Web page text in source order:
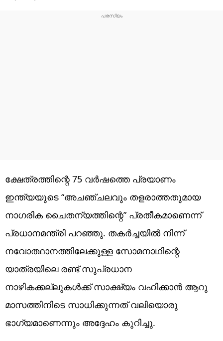
ക്ഷേത്രത്തിന്റെ 75 വർഷത്തെ പ്രയാണം
ഇന്ത്യയുടെ “അചഞ്ചലവും തളരാത്തതുമായ
നാഗരിക ചൈതന്യത്തിന്റെ” പ്രതീകമാണെന്ന്
പ്രധാനമന്ത്രി പറഞ്ഞു. തകർച്ചയിൽ നിന്ന്
നവോത്ഥാനത്തിലേക്കുള്ള സോമനാഥിന്റെ
യാത്രയിലെ രണ്ട് സുപ്രധാന
നാഴികക്കല്ലുകൾക്ക് സാക്ഷ്യം വഹിക്കാൻ ആറു
മാസത്തിനിടെ സാധിക്കുന്നത് വലിയൊരു
ഭാഗ്യമാണെന്നും അദ്ദേഹം കുറിച്ചു.